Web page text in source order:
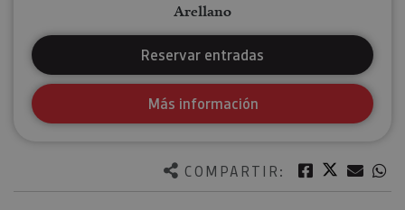
COMPARTIR: Facebook
Twitter
Arellano
Reservar entradas
Más información